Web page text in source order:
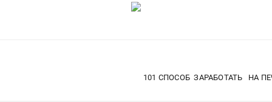
101 СПОСОБ ЗАРАБОТАТЬ НА